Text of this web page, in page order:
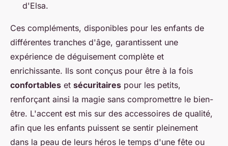
d'Elsa.
Ces compléments, disponibles pour les enfants de
différentes tranches d'âge, garantissent une
expérience de déguisement complète et
enrichissante. Ils sont conçus pour être à la fois
confortables et sécuritaires pour les petits,
renforçant ainsi la magie sans compromettre le bien-
être. L'accent est mis sur des accessoires de qualité,
afin que les enfants puissent se sentir pleinement
dans la peau de leurs héros le temps d'une fête ou